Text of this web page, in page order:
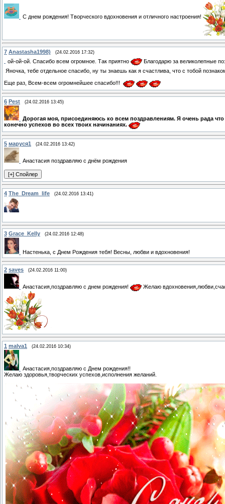
С днем рождения! Творческого вдохновения и отличного настроения!
7 Anastasha1998) (24.02.2016 17:32)
ой-ой-ой. Спасибо всем огромное. Так приятно
Благодарю за великолепные
Яночка, тебе отдельное спасибо, ну ты знаешь как я счастлива, что с тобой
Еще раз, Всем-всем огромнейшее спасибо!!!
6 Pest (24.02.2016 13:45)
Дорогая моя, присоединяюсь ко всем поздравлениям. Я очень рада
конечно успехов во всех твоих начинаниях.
5 маруся1 (24.02.2016 13:42)
Анастасия поздравляю с днём рождения
4 The_Dream_life (24.02.2016 13:41)
3 Grace_Kelly (24.02.2016 12:48)
Настенька, с Днем Рождения тебя! Весны, любви и вдохновения!
2 saves (24.02.2016 11:00)
Анастасия,поздравляю с днем рождения! Желаю
1 malva1 (24.02.2016 10:34)
Анастасия,поздравляю с Днем рождения!!
Желаю здоровья,творческих успехов,исполнения желаний.